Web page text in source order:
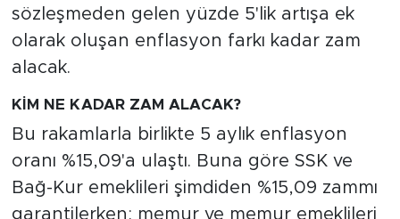
sözleşmeden gelen yüzde 5'lik artışa ek
olarak oluşan enflasyon farkı kadar zam
alacak.
KİM NE KADAR ZAM ALACAK?
Bu rakamlarla birlikte 5 aylık enflasyon
oranı %15,09'a ulaştı. Buna göre SSK ve
Bağ-Kur emeklileri şimdiden %15,09 zammı
garantilerken; memur ve memur emeklileri